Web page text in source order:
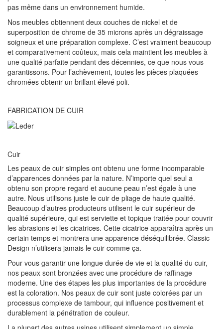
pas même dans un environnement humide.
Nos meubles obtiennent deux couches de nickel et de
superposition de chrome de 35 microns après un dégraissage
soigneux et une préparation complexe. C’est vraiment beaucoup
et comparativement coûteux, mais cela maintient les meubles à
une qualité parfaite pendant des décennies, ce que nous vous
garantissons. Pour l’achèvement, toutes les pièces plaquées
chromées obtenir un brillant élevé poli.
FABRICATION DE CUIR
Cuir
Les peaux de cuir simples ont obtenu une forme incomparable
d’apparences données par la nature. N’importe quel seul a
obtenu son propre regard et aucune peau n’est égale à une
autre. Nous utilisons juste le cuir de pliage de haute qualité.
Beaucoup d’autres producteurs utilisent le cuir supérieur de
qualité supérieure, qui est serviette et topique traitée pour couvrir
les abrasions et les cicatrices. Cette cicatrice apparaîtra après un
certain temps et montrera une apparence déséquilibrée. Classic
Design n’utilisera jamais le cuir comme ça.
Pour vous garantir une longue durée de vie et la qualité du cuir,
nos peaux sont bronzées avec une procédure de raffinage
moderne. Une des étapes les plus importantes de la procédure
est la coloration. Nos peaux de cuir sont juste colorées par un
processus complexe de tambour, qui influence positivement et
durablement la pénétration de couleur.